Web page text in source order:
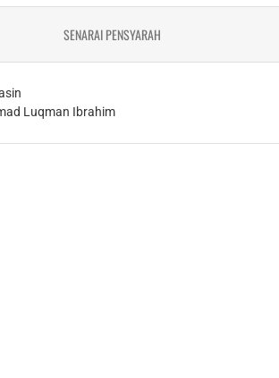
SENARAI PENSYARAH
Luqman Ibrahim